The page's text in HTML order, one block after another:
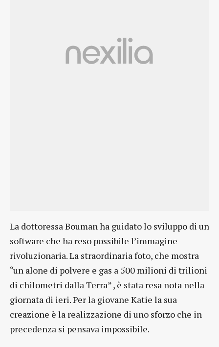
La dottoressa Bouman ha guidato lo sviluppo di un
software che ha reso possibile l’immagine
rivoluzionaria. La straordinaria foto, che mostra
“un alone di polvere e gas a 500 milioni di trilioni
di chilometri dalla Terra” , è stata resa nota nella
giornata di ieri. Per la giovane Katie la sua
creazione è la realizzazione di uno sforzo che in
precedenza si pensava impossibile.